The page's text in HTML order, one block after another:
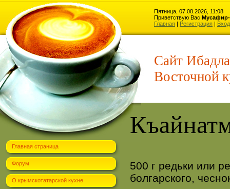
Пятница, 07.08.2026, 11:08
Приветствую Вас Мусафир-
Главная | Регистрация | Вход
Сайт
Восточной
Главная страница
Форум
О крымскотатарской кухне
500 г редьки или
болгарского,